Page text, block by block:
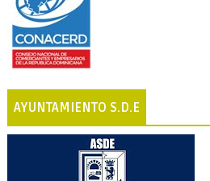
AYUNTAMIENTO S.D.E